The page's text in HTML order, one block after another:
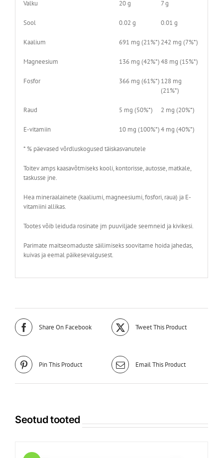
Valku 20 g 7 g
Sool 0.02 g 0.01 g
Kaalium 691 mg (21%*) 242 mg (7%*)
Magneesium 136 mg (42%*)48 mg (15%*)
Fosfor 366 mg (61%*) 128 mg
(21%*)
Raud 5 mg (50%*) 2 mg (20%*)
E-vitamiin 10 mg (100%*)4 mg (40%*)
* % päevased võrdluskogused täiskasvanutele
Toitev amps kaasavõtmiseks kooli, kontorisse, autosse, matkale,
taskusse jne.
Hea mineraalainete (kaaliumi, magneesiumi, fosfori, raua) ja E-
vitamiini allikas.
Tootes võib leiduda rosinate jm puuviljade seemneid ja kivikesi.
Parimate maitseomaduste säilimiseks soovitame hoida jahedas,
kuivas ja eemal päikesevalgusest.
Share On Facebook Tweet This Product
Pin This Product Email This Product
Seotud tooted